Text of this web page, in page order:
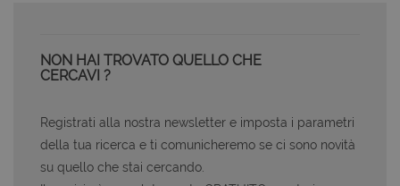
NON HAI TROVATO QUELLO CHE
CERCAVI ?
Registrati alla nostra newsletter e imposta i parametri
della tua ricerca e ti comunicheremo se ci sono novità
su quello che stai cercando.